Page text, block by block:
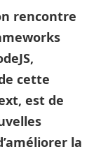
rencontre
cette
est de
la